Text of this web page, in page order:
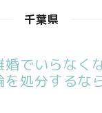
千葉県
でいらなく
処分するな